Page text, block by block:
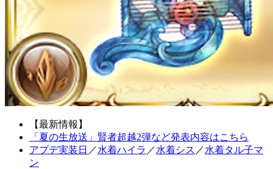
【最新情報】
「夏の生放送」賢者超越2弾など発表内容はこちら
アプデ実装日 ／水着ハイラ ／水着シス ／水着タル子マ
ン